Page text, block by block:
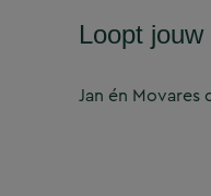
Loopt
Jan én